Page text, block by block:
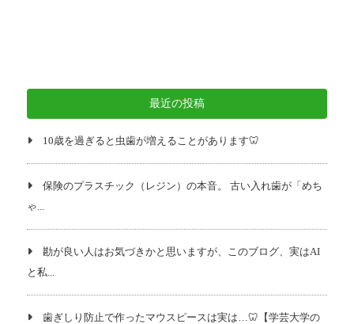
最近の投稿
10歳を過ぎると虫歯が増えることがあります🦷
保険のプラスチック（レジン）の本音。 古い入れ歯が「めち
ゃ...
勘が良い人はお気づきかと思いますが、このブログ、実はAI
と私...
歯ぎしり防止で作ったマウスピースは実は…🦷【学芸大学の